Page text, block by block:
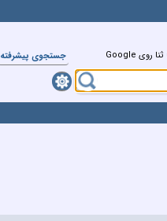
ثنا روی Google جستجوي پيشرفته